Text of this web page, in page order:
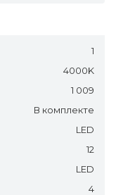
1
4000K
1 009
В комплекте
LED
12
LED
4